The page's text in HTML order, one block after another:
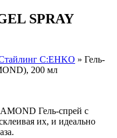
SPRAY
C:EHKO » Гель-
200 мл
Гель-спрей с
их, и идеально